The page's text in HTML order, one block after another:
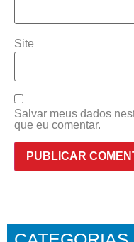
Site
Salvar meus dados
que eu comentar.